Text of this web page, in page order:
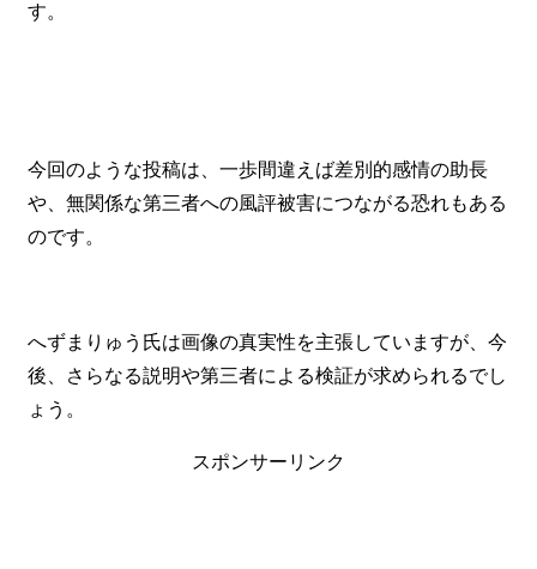
す。
今回のような投稿は、一歩間違えば差別的感情の助長
や、無関係な第三者への風評被害につながる恐れもある
のです。
へずまりゅう氏は画像の真実性を主張していますが、今
後、さらなる説明や第三者による検証が求められるでし
ょう。
スポンサーリンク